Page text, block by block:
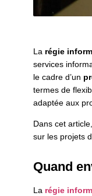
La régie
services
le cadre d’un
termes de
adaptée aux
Dans cet
sur les projets
Quand
La régie